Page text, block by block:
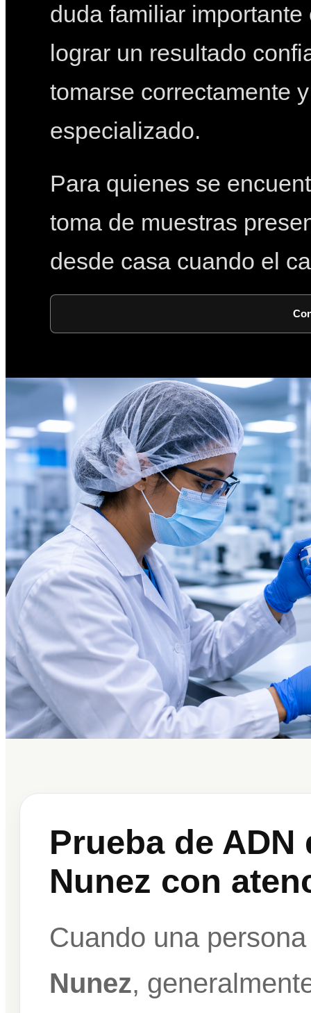
duda familiar
lograr un resultado
tomarse correctamente
especializado.
Para quienes se
toma de muestras
desde casa cuando el
Prueba de
Nunez con
Cuando una
Nunez,